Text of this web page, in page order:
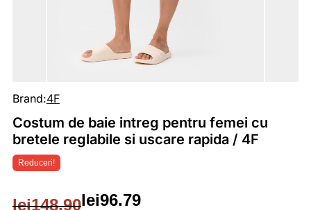
Reduceri!
Brand:4F
Costum de baie intreg pentru femei cu
bretele reglabile si uscare rapida / 4F
lei148.90lei96.79